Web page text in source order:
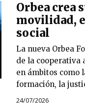
Orbea crea
movilidad,
social
La nueva Orbea
de la cooperativa
en ámbitos como
formación, la
24/07/2026